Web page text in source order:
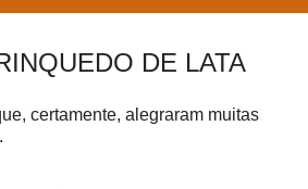
DE LATA
certamente, alegraram muitas
.